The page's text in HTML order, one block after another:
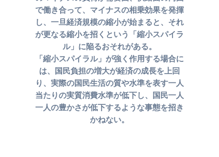
で働き合って、マイナスの相乗効果を発揮
し、 一旦経済規模の縮小が始まると、それ
が更なる縮小を招くという「縮小スパイラ
ル」に陥るおそれがある。
「縮小スパイラル」が強く作用する場合に
は、 国民負担の増大が経済の成長を上回
り、実際の国民生活の質や水準を表す一人
当たりの実質消費水準が低下し、 国民一人
一人の豊かさが低下するような事態を招き
かねない。